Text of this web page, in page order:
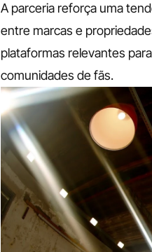
A parceria reforça uma
entre marcas e
plataformas relevantes
comunidades de fãs.